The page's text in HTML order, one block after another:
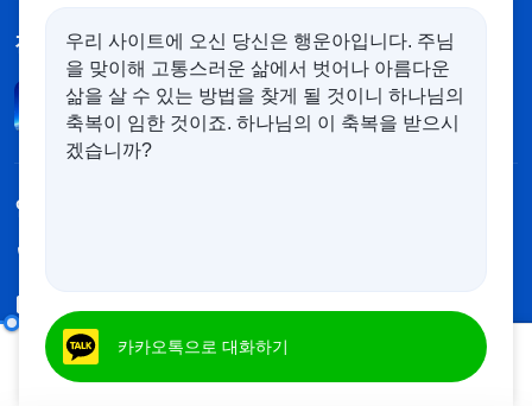
전능하신 하나님 교회 앱 다운로드
연락하기
우리 사이트에 오신 당신은 행운아입니다. 주님
을 맞이해 고통스러운 삶에서 벗어나 아름다운
삶을 살 수 있는 방법을 찾게 될 것이니 하나님의
축복이 임한 것이죠. 하나님의 이 축복을 받으시
겠습니까?
카카오톡으로 대화하기
어떻게 진리를 추구해야 하는가(15)